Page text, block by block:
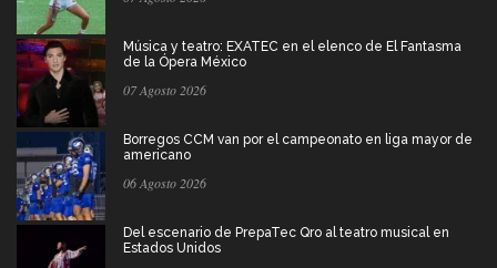
Música y teatro: EXATEC en el elenco de El Fantasma
de la Ópera México
07 Agosto 2026
Borregos CCM van por el campeonato en liga mayor de
americano
06 Agosto 2026
Del escenario de PrepaTec Qro al teatro musical en
Estados Unidos